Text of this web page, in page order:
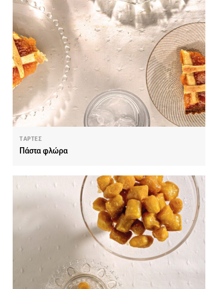
TΑΡΤΕΣ
Πάστα φλώρα